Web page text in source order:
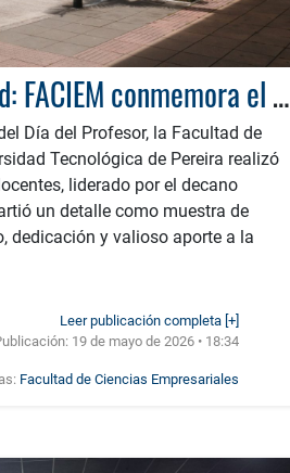
Reconocimiento y gratitud: FACIEM conmemora el Día del Profesor
Día del Profesor, la Facultad de
Tecnológica de Pereira realizó
liderado por el decano
un detalle como muestra de
dedicación y valioso aporte a la
Leer publicación completa [+]
19 de mayo de 2026 • 18:34
Facultad de Ciencias Empresariales